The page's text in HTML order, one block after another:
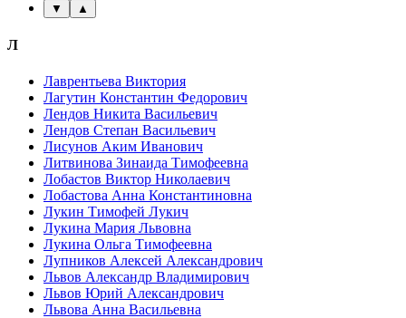
▼ ▲
Л
Лаврентьева Виктория
Лагутин Константин Федорович
Лендов Никита Васильевич
Лендов Степан Васильевич
Лисунов Аким Иванович
Литвинова Зинаида Тимофеевна
Лобастов Виктор Николаевич
Лобастова Анна Константиновна
Лукин Тимофей Лукич
Лукина Мария Львовна
Лукина Ольга Тимофеевна
Лупников Алексей Александрович
Львов Александр Владимирович
Львов Юрий Александрович
Львова Анна Васильевна